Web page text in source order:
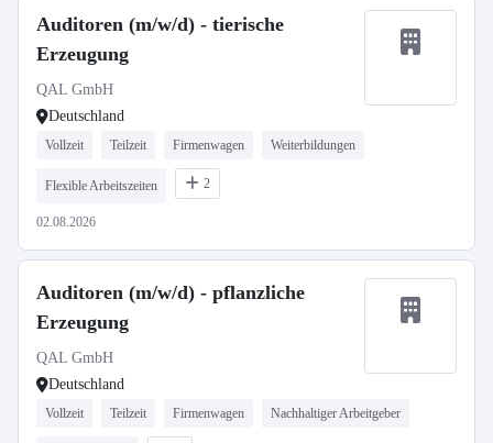
Auditoren (m/w/d) - tierische
Erzeugung
QAL GmbH
Deutschland
Vollzeit Teilzeit Firmenwagen Weiterbildungen
Flexible Arbeitszeiten 2
02.08.2026
Auditoren (m/w/d) - pflanzliche
Erzeugung
QAL GmbH
Deutschland
Vollzeit Teilzeit Firmenwagen Nachhaltiger Arbeitgeber